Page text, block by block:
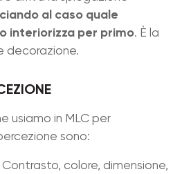
al caso quale
interiorizza per primo. È la
decorazione.
usiamo in MLC per
sono:
Contrasto, colore, dimensione,